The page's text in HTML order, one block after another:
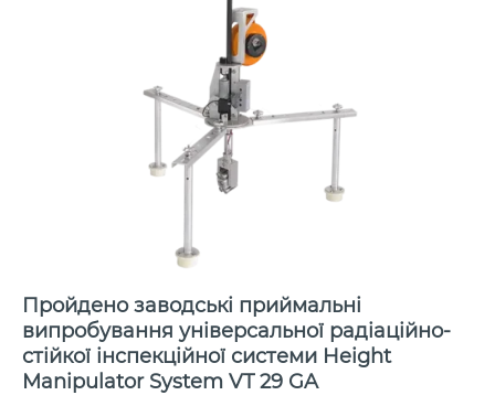
Пройдено заводські приймальні
випробування універсальної радіаційно-
стійкої інспекційної системи Height
Manipulator System VT 29 GA